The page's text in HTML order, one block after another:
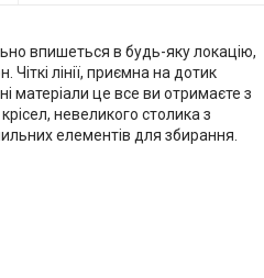
впишеться в будь-яку локацію,
лінії, приємна на дотик
матеріали це все ви отримаєте з
невеликого столика з
елементів для збирання.